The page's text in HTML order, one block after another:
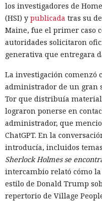
los investigadores de
(HSI) y publicada tras su
Maine, fue el primer caso
autoridades solicitaron
generativa que entregara
La investigación
administrador de un gran
Tor que distribuía
lograron ponerse en
administrador, que
ChatGPT. En la
introducía, incluidos
Sherlock Holmes se
intercambio relató cómo
estilo de Donald Trump
repertorio de Village